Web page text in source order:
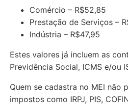
Comércio – R$52,85
Prestação de Serviços –
Indústria – R$47,95
Estes valores já incluem as
Previdência Social, ICMS e/ou
Quem se cadastra no MEI não
impostos como IRPJ, PIS,